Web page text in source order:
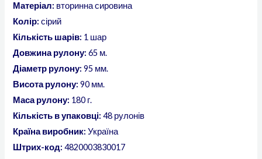
Матеріал: вторинна сировина
Колір: сірий
Кількість шарів: 1 шар
Довжина рулону: 65 м.
Діаметр рулону: 95 мм.
Висота рулону: 90 мм.
Маса рулону: 180 г.
Кількість в упаковці:48 рулонів
Країна виробник: Україна
Штрих-код: 4820003830017